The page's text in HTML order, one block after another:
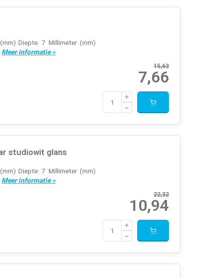
Diepte: 7 Millimeter (mm)
Meer informatie »
15,63
7,66
studiowit glans
Diepte: 7 Millimeter (mm)
Meer informatie »
22,32
10,94